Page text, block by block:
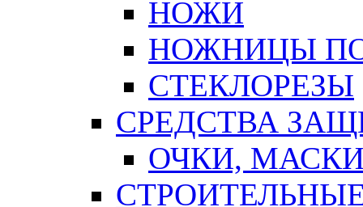
НОЖИ
НОЖНИЦЫ
СТЕКЛОРЕЗЫ
СРЕДСТВА
ОЧКИ,